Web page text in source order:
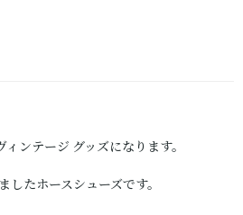
ンテージ グッズになります。
したホースシューズです。